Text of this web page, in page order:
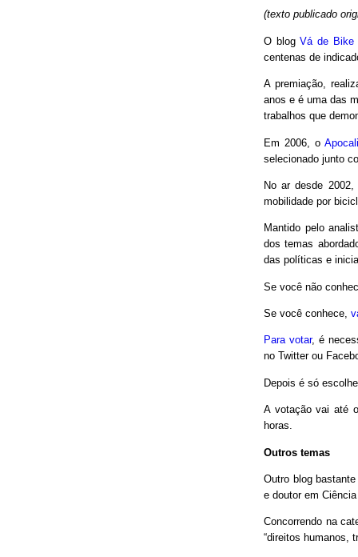
(texto publicado
O blogVá de Bike
centenas de
A premiação,
anos e é uma das
trabalhos que
Em 2006, o
selecionado junto
No ar desde
mobilidade por
Mantido pelo
dos temas
das políticas e
Se você não
Se você conhece,
Para votar, é
no Twitter ou
Depois é só
A votação vai até
horas.
Outros temas
Outro blog
e doutor em
Concorrendo na
“direitos humanos,